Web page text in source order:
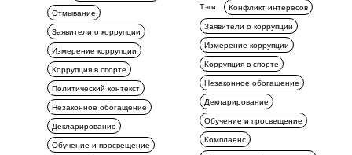
Отмывание
Заявители о коррупции
Измерение коррупции
Коррупция в спорте
Политический контекст
Незаконное обогащение
Декларирование
Обучение и просвещение
Тэги
Конфликт интересов
Заявители о коррупции
Измерение коррупции
Коррупция в спорте
Незаконное обогащение
Декларирование
Обучение и просвещение
Комплаенс